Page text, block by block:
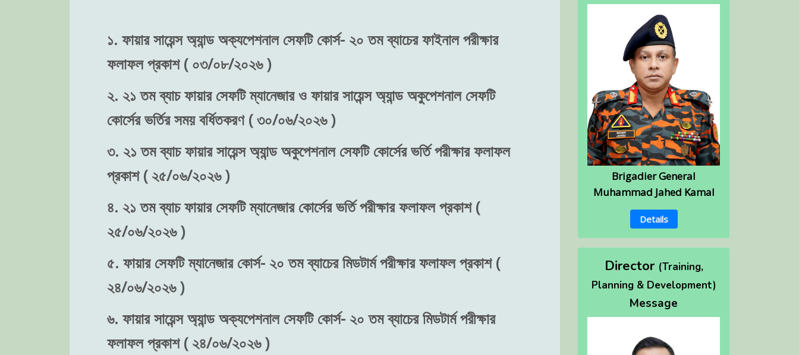
১. ফায়ার সায়েন্স অ্যান্ড অক্যপেশনাল সেফটি কোর্স- ২০ তম ব্যাচের ফাইনাল পরীক্ষার
ফলাফল প্রকাশ ( ০৩/০৮/২০২৬ )
২. ২১ তম ব্যাচ ফায়ার সেফটি ম্যানেজার ও ফায়ার সায়েন্স অ্যান্ড অকুপেশনাল সেফটি
কোর্সের ভর্তির সময় বর্ধিতকরণ ( ৩০/০৬/২০২৬ )
৩. ২১ তম ব্যাচ ফায়ার সায়েন্স অ্যান্ড অকুপেশনাল সেফটি কোর্সের ভর্তি পরীক্ষার ফলাফল
প্রকাশ ( ২৫/০৬/২০২৬ )
৪. ২১ তম ব্যাচ ফায়ার সেফটি ম্যানেজার কোর্সের ভর্তি পরীক্ষার ফলাফল প্রকাশ (
২৫/০৬/২০২৬ )
৫. ফায়ার সেফটি ম্যানেজার কোর্স- ২০ তম ব্যাচের মিডটার্ম পরীক্ষার ফলাফল প্রকাশ (
২৪/০৬/২০২৬ )
৬. ফায়ার সায়েন্স অ্যান্ড অক্যপেশনাল সেফটি কোর্স- ২০ তম ব্যাচের মিডটার্ম পরীক্ষার
ফলাফল প্রকাশ ( ২৪/০৬/২০২৬ )
Brigadier General
Muhammad Jahed Kamal
Details
Director (Training,
Planning & Development)
Message